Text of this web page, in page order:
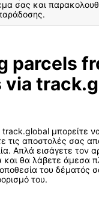
σας και
parcels
via
μπορείτε
τις αποστολές σας
Απλά εισάγετε τον
θα λάβετε άμεσα
του δέματός
του.